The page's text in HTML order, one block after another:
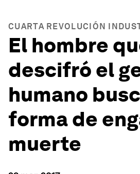
CUARTA REVOLUCIÓN
El hombre
descifró el
humano
forma de
muerte